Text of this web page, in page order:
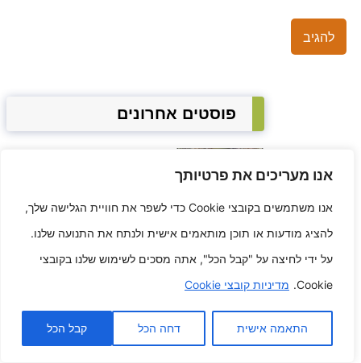
אנו מעריכים את פרטיותך
אנו משתמשים בקובצי Cookie כדי לשפר את חוויית הגלישה שלך,
להציג מודעות או תוכן מותאמים אישית ולנתח את התנועה שלנו.
על ידי לחיצה על "קבל הכל", אתה מסכים לשימוש שלנו בקובצי
Cookie. מדיניות קובצי Cookie
התאמה אישית דחה הכל קבל הכל
פוסטים אחרונים
דמויות עיצוב
קיום מחוץ לרשת מידע לטקטיקות